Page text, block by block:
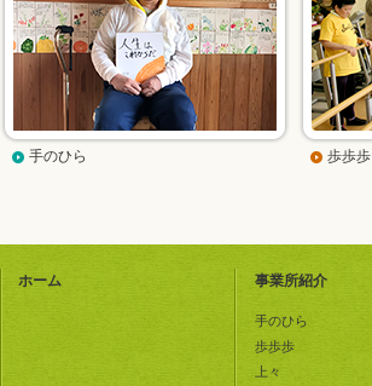
手のひら 歩歩歩
ホーム 事業所紹介
手のひら
歩歩歩
上々